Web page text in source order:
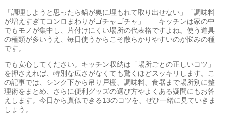
「調理しようと思ったら鍋が奥に埋もれて取り出せない」「調味料
が増えすぎてコンロまわりがゴチャゴチャ」——キッチンは家の中
でもモノが集中し、片付けにくい場所の代表格ですよね。使う道具
の種類が多いうえ、毎日使うからこそ散らかりやすいのが悩みの種
です。
でも安心してください。キッチン収納は「場所ごとの正しいコツ」
を押さえれば、特別な広さがなくても驚くほどスッキリします。こ
の記事では、シンク下から吊り戸棚、調味料、食器まで場所別に整
理術をまとめ、さらに便利グッズの選び方やよくある疑問にもお答
えします。今日から真似できる13のコツを、ぜひ一緒に見ていきま
しょう。